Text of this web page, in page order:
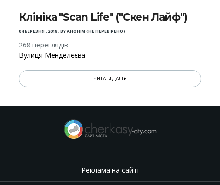
Клініка "Scan Life" ("Скен Лайф")
04 БЕРЕЗНЯ , 2018,BYАНОНІМ (НЕ ПЕРЕВІРЕНО)
268 переглядів
Вулиця Менделєєва
ЧИТАТИ ДАЛІ
Реклама на сайті